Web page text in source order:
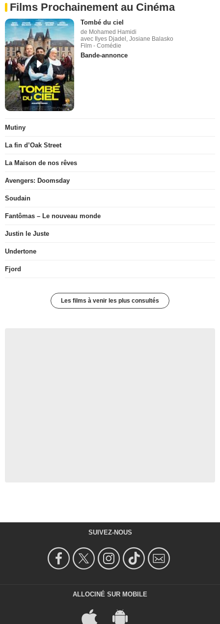
Films Prochainement au Cinéma
Tombé du ciel
de Mohamed Hamidi
avec Ilyes Djadel, Josiane Balasko
Film - Comédie
Bande-annonce
Mutiny
La fin d’Oak Street
La Maison de nos rêves
Avengers: Doomsday
Soudain
Fantômas – Le nouveau monde
Justin le Juste
Undertone
Fjord
Les films à venir les plus consultés
SUIVEZ-NOUS
ALLOCINÉ SUR MOBILE